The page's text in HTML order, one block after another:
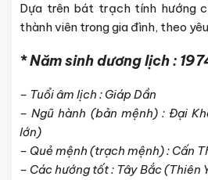
Dựa trên bát trạch tính hướng
thành viên trong gia đình, theo
* Năm sinh dương lịch :
– Tuổi âm lịch : Giáp Dần
– Ngũ hành (bản mệnh) : Đại
lớn)
– Quẻ mệnh (trạch mệnh) : Cấn
– Các hướng tốt : Tây Bắc (Thiên